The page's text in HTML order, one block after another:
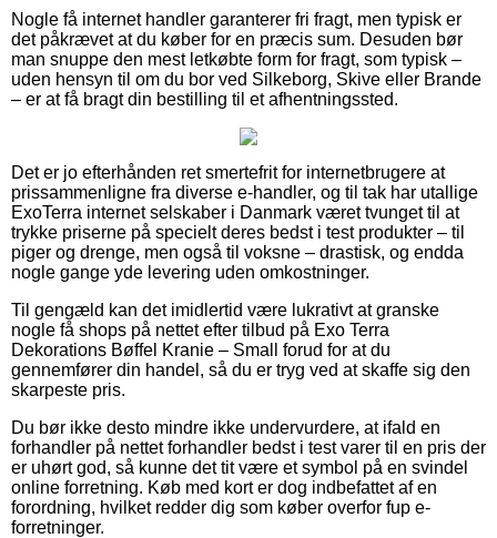
Nogle få internet handler garanterer fri fragt, men typisk er
det påkrævet at du køber for en præcis sum. Desuden bør
man snuppe den mest letkøbte form for fragt, som typisk –
uden hensyn til om du bor ved Silkeborg, Skive eller Brande
– er at få bragt din bestilling til et afhentningssted.
Det er jo efterhånden ret smertefrit for internetbrugere at
prissammenligne fra diverse e-handler, og til tak har utallige
ExoTerra internet selskaber i Danmark været tvunget til at
trykke priserne på specielt deres bedst i test produkter – til
piger og drenge, men også til voksne – drastisk, og endda
nogle gange yde levering uden omkostninger.
Til gengæld kan det imidlertid være lukrativt at granske
nogle få shops på nettet efter tilbud på Exo Terra
Dekorations Bøffel Kranie – Small forud for at du
gennemfører din handel, så du er tryg ved at skaffe sig den
skarpeste pris.
Du bør ikke desto mindre ikke undervurdere, at ifald en
forhandler på nettet forhandler bedst i test varer til en pris der
er uhørt god, så kunne det tit være et symbol på en svindel
online forretning. Køb med kort er dog indbefattet af en
forordning, hvilket redder dig som køber overfor fup e-
forretninger.